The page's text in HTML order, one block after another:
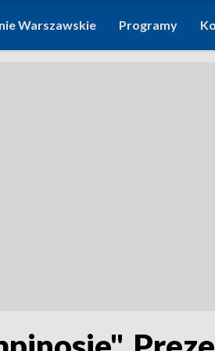
Warszawskie Programy